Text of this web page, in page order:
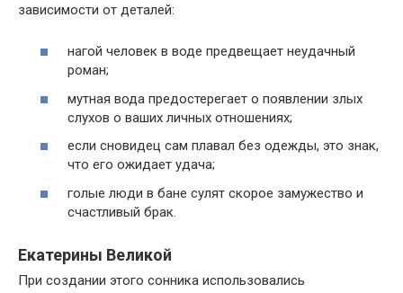
зависимости от деталей:
нагой человек в воде предвещает неудачный
роман;
мутная вода предостерегает о появлении злых
слухов о ваших личных отношениях;
если сновидец сам плавал без одежды, это знак,
что его ожидает удача;
голые люди в бане сулят скорое замужество и
счастливый брак.
Екатерины Великой
При создании этого сонника использовались